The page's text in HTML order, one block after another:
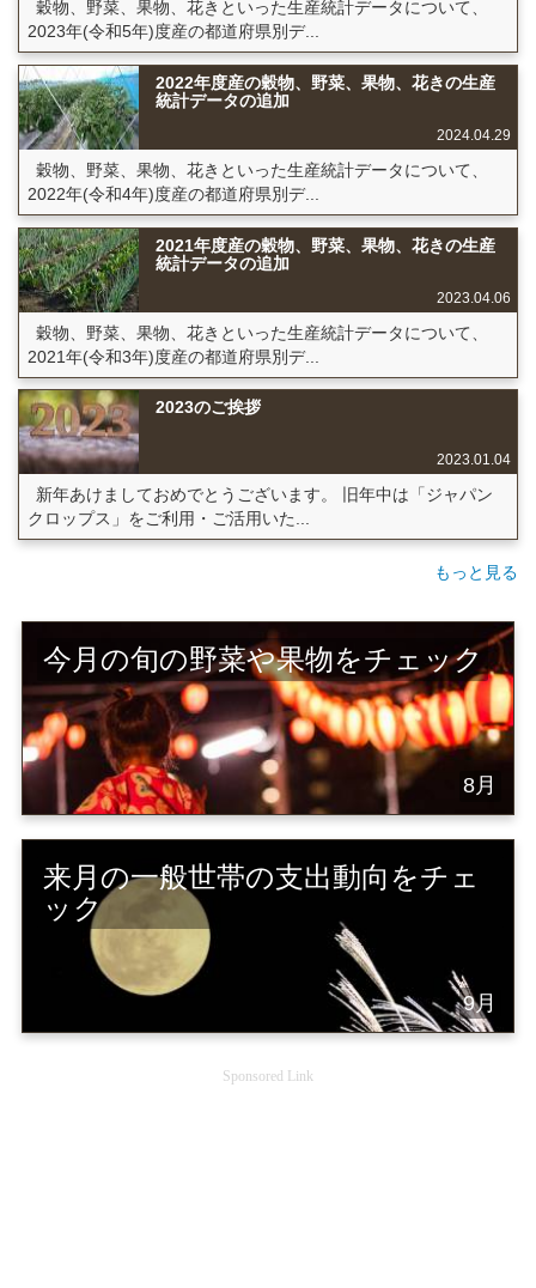
穀物、野菜、果物、花きといった生産統計データについて、
2023年(令和5年)度産の都道府県別デ...
2022年度産の穀物、野菜、果物、花きの生産
統計データの追加
2024.04.29
穀物、野菜、果物、花きといった生産統計データについて、
2022年(令和4年)度産の都道府県別デ...
2021年度産の穀物、野菜、果物、花きの生産
統計データの追加
2023.04.06
穀物、野菜、果物、花きといった生産統計データについて、
2021年(令和3年)度産の都道府県別デ...
2023のご挨拶
2023.01.04
新年あけましておめでとうございます。 旧年中は「ジャパン
クロップス」をご利用・ご活用いた...
もっと見る
今月の旬の野菜や果物をチェック
8月
来月の一般世帯の支出動向をチェ
ック
9月
Sponsored Link